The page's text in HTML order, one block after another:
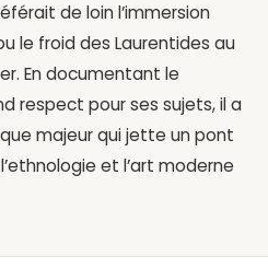
de loin l’immersion
le froid des Laurentides au
En documentant le
respect pour ses sujets, il a
majeur qui jette un pont
et l’art moderne